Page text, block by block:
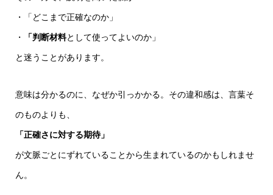
・「どこまで正確なのか」
・ 「判断材料として使ってよいのか」
と迷うことがあります。
意味は分かるのに、なぜか引っかかる。その違和感は、言葉そ
のものよりも、
「正確さに対する期待」
が文脈ごとにずれていることから生まれているのかもしれませ
ん。